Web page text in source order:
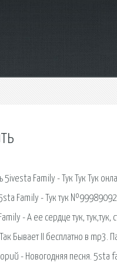
5ivesta Family - Тук Тук Тук
Family - Тук тук
- А ее сердце тук,
Бывает II бесплатно в mp3.
- Новогодняя песня. 5sta